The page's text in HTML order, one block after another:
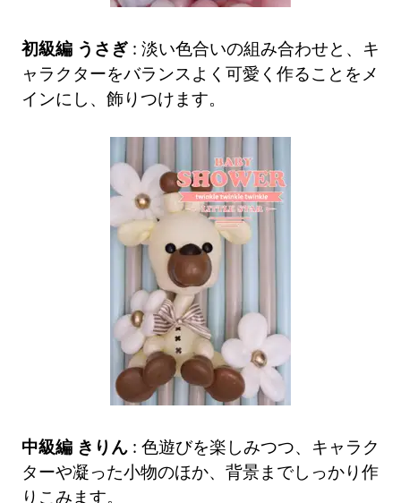
初級編 うさぎ : 淡い色合いの組み合わせと、キ
ャラクターをバランスよく可愛く作ることをメ
インにし、飾りつけます。
中級編 きりん : 色遊びを楽しみつつ、キャラク
ターや凝った小物のほか、背景までしっかり作
りこみます。